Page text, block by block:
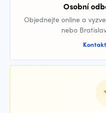
Osobní
Objednejte online a
nebo